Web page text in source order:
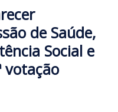
de Saúde,
Social e
votação